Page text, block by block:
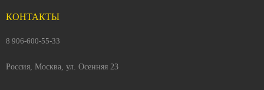
КОНТАКТЫ
8 906-600-55-33
Россия, Москва, ул. Осенняя 23